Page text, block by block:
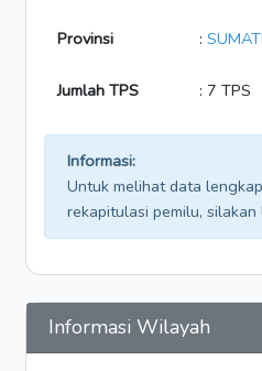
Provinsi :
Jumlah TPS : 7 TPS
Informasi:
Untuk melihat data
rekapitulasi pemilu, silakan
Informasi Wilayah